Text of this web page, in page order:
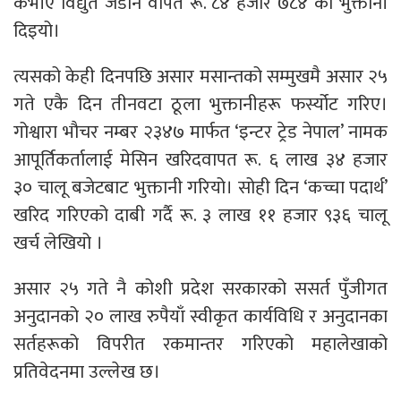
दिइयो।
त्यसको केही दिनपछि असार मसान्तको सम्मुखमै असार २५
गते एकै दिन तीनवटा ठूला भुक्तानीहरू फर्स्योट गरिए।
गोश्वारा भौचर नम्बर २३४७ मार्फत ‘इन्टर ट्रेड नेपाल’ नामक
आपूर्तिकर्तालाई मेसिन खरिदवापत रू. ६ लाख ३४ हजार
३० चालू बजेटबाट भुक्तानी गरियो। सोही दिन ‘कच्चा पदार्थ’
खरिद गरिएको दाबी गर्दै रू. ३ लाख ११ हजार ९३६ चालू
खर्च लेखियो ।
असार २५ गते नै कोशी प्रदेश सरकारको ससर्त पुँजीगत
अनुदानको २० लाख रुपैयाँ स्वीकृत कार्यविधि र अनुदानका
सर्तहरूको विपरीत रकमान्तर गरिएको महालेखाको
प्रतिवेदनमा उल्लेख छ।